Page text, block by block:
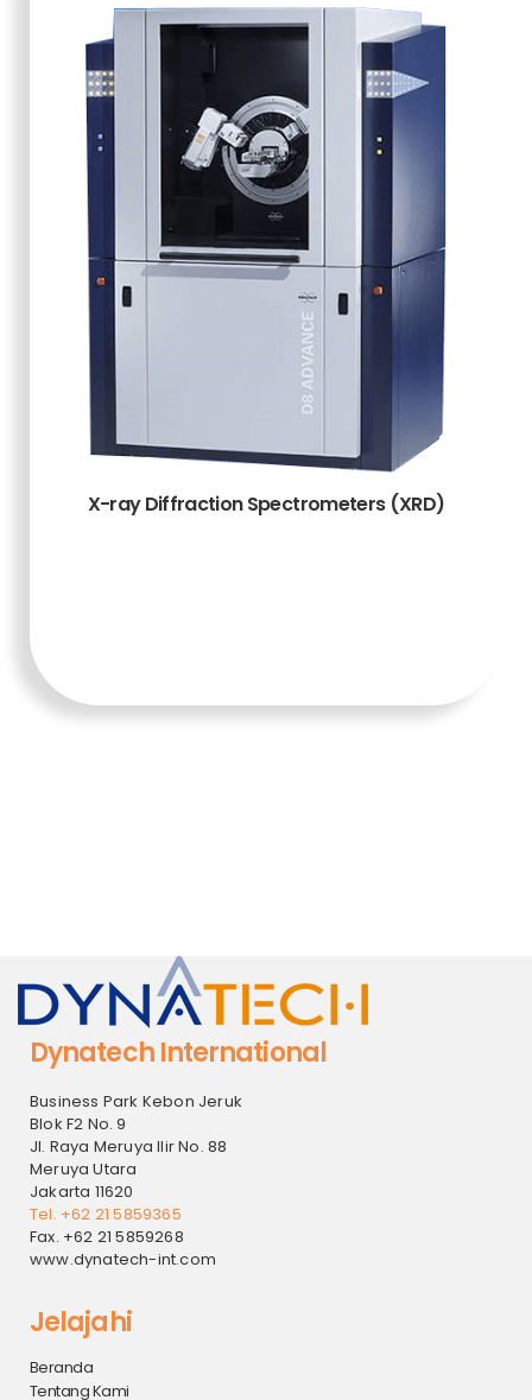
X-ray Diffraction Spectrometers (XRD)
Dynatech International
Business Park Kebon Jeruk
Blok F2 No. 9
Jl. Raya Meruya Ilir No. 88
Meruya Utara
Jakarta 11620
Tel. +62 21 5859365
Fax. +62 21 5859268
www.dynatech-int.com
Jelajahi
Beranda
Tentang Kami